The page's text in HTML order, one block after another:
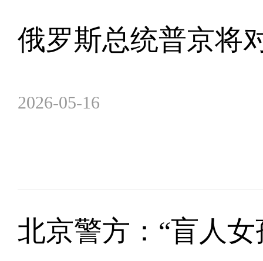
俄罗斯总统普京将
2026-05-16
北京警方：“盲人